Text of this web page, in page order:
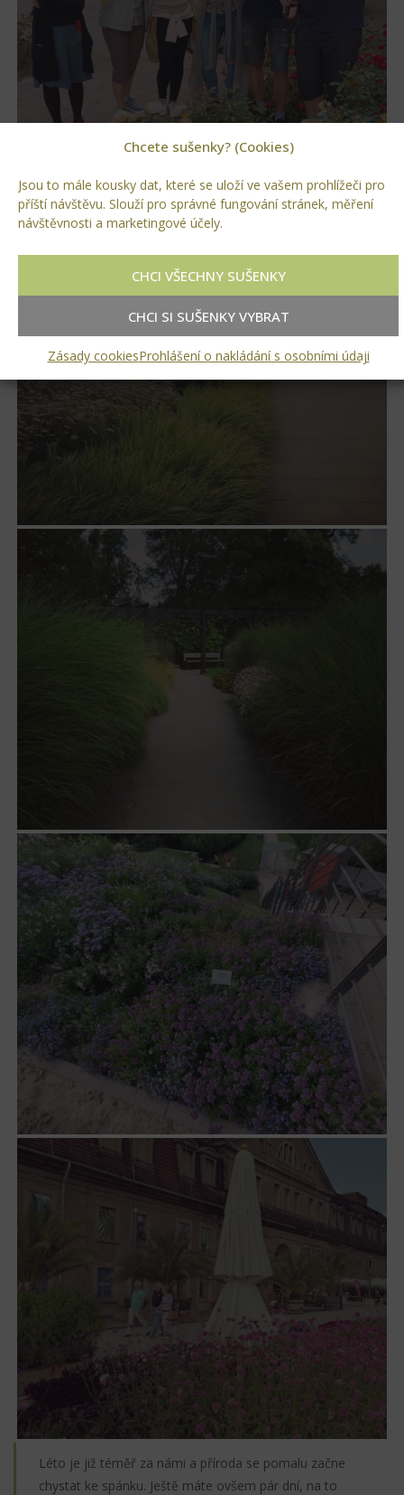
Chcete sušenky? (Cookies)
Jsou to mále kousky dat, které se uloží ve vašem prohlížeči pro
příští návštěvu. Slouží pro správné fungování stránek, měření
návštěvnosti a marketingové účely.
CHCI VŠECHNY SUŠENKY
CHCI SI SUŠENKY VYBRAT
Zásady cookiesProhlášení o nakládání s osobními údaji
Léto je již téměř za námi a příroda se pomalu začne
chystat ke spánku. Ještě máte ovšem pár dní, na to